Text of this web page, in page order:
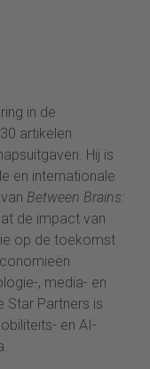
in de
artikelen
Hij is
en internationale
Between Brains:
de impact van
op de toekomst
, media- en
Star Partners is
en AI-